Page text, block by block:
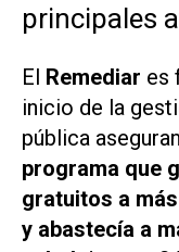
principales
El Remediar es
inicio de la
pública
programa que
gratuitos a
y abastecía a